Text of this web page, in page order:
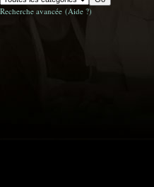
Recherche avancée (Aide ?)